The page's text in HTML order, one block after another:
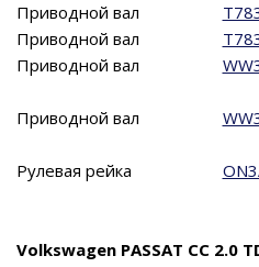
Приводной вал
Приводной вал
Приводной вал
Приводной вал
Рулевая рейка
Volkswagen PASSAT CC 2.0